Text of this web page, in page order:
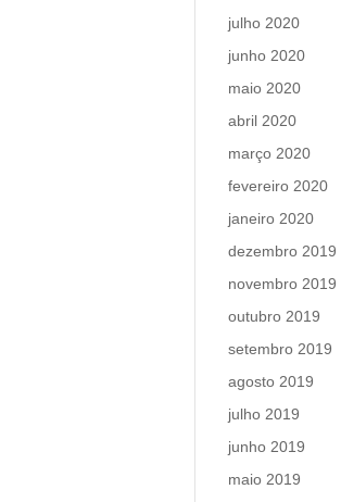
julho 2020
junho 2020
maio 2020
abril 2020
março 2020
fevereiro 2020
janeiro 2020
dezembro 2019
novembro 2019
outubro 2019
setembro 2019
agosto 2019
julho 2019
junho 2019
maio 2019